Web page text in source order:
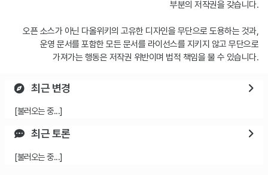
부분의 저작권을 갖습니다.
오픈 소스가 아닌 다올위키의 고유한 디자인을 무단으로 도용하는 것과,
운영 문서를 포함한 모든 문서를 라이선스를 지키지 않고 무단으로
가져가는 행동은 저작권 위반이며 법적 책임을 물 수 있습니다.
최근 변경
[불러오는 중...]
최근 토론
[불러오는 중...]